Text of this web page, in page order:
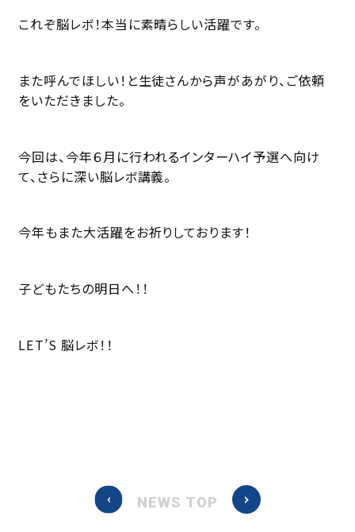
これぞ脳レボ！本当に素晴らしい活躍です。
また呼んでほしい！と生徒さんから声があがり、ご依頼
をいただきました。
今回は、今年６月に行われるインターハイ予選へ向け
て、さらに深い脳レボ講義。
今年もまた大活躍をお祈りしております！
子どもたちの明日へ！！
LET’S 脳レボ！！
NEWS TOP